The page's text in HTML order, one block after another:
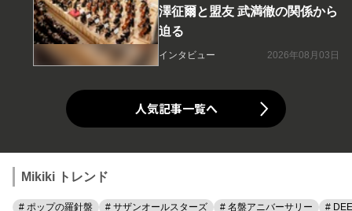
澤征爾と盟友 武満徹の関係から
迫る
インタビュー 2026年08月03日
人気記事一覧へ
Mikiki トレンド
# ポップの羅針盤 # サザンオールスターズ # 名盤アニバーサリー #